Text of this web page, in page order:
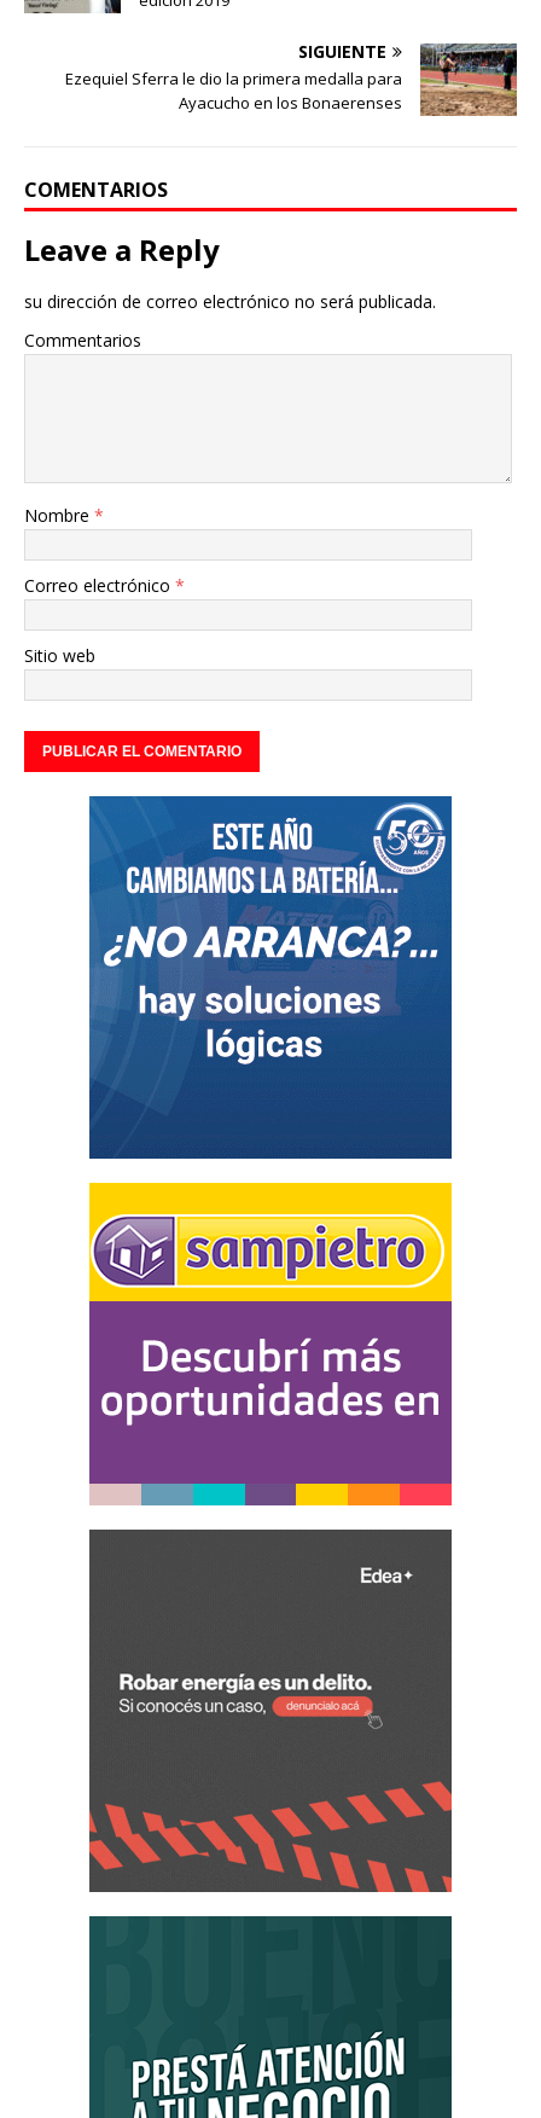
SIGUIENTE
Ezequiel Sferra le dio la primera medalla para
Ayacucho en los Bonaerenses
COMENTARIOS
Leave a Reply
su dirección de correo electrónico no será publicada.
Commentarios
Nombre *
Correo electrónico *
Sitio web